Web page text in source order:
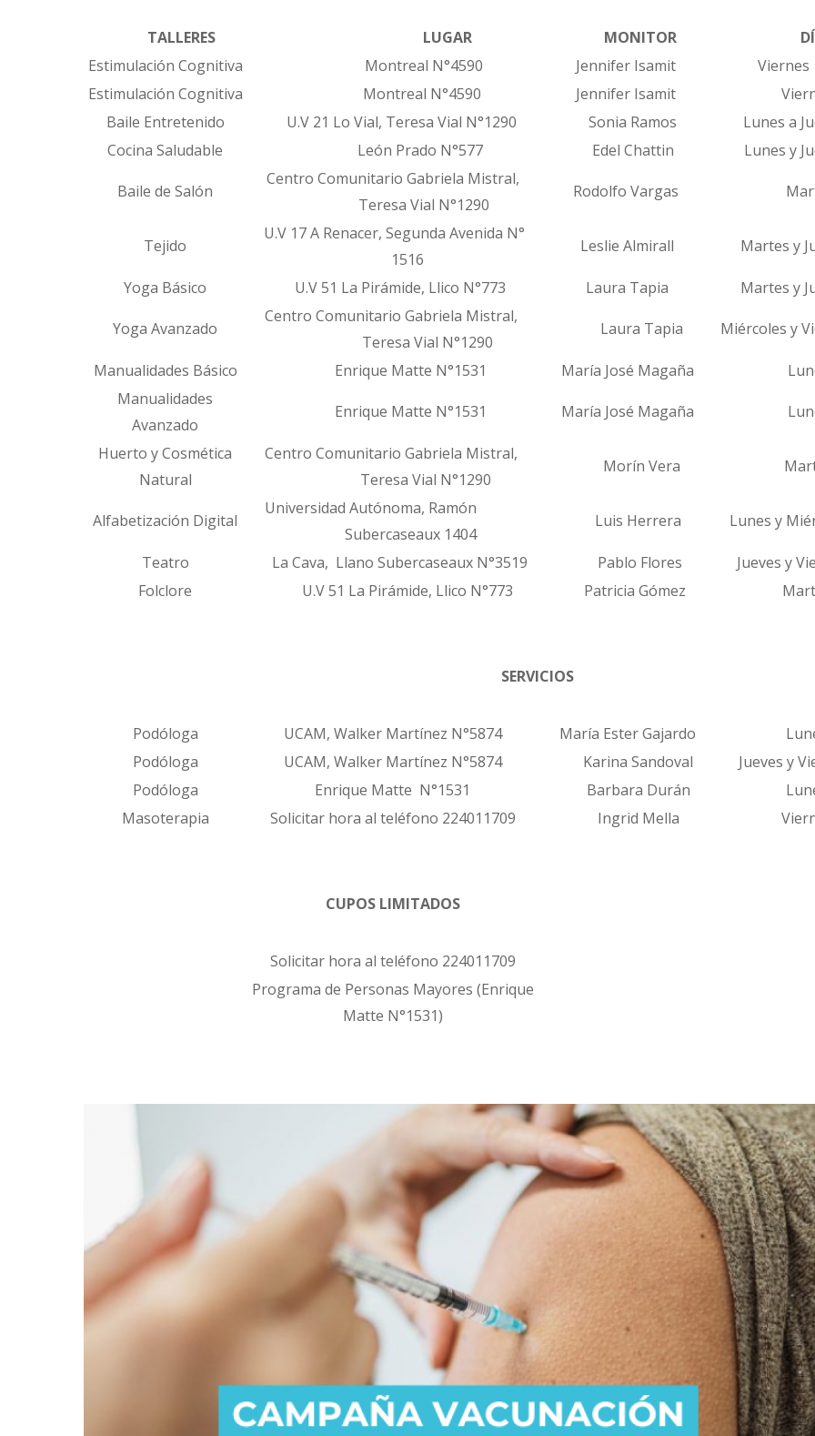
TALLERES LUGAR MONITOR
Estimulación Cognitiva
Montreal N°4590 Jennifer Isamit Viernes
Estimulación Cognitiva
Montreal N°4590 Jennifer Isamit
Baile Entretenido
U.V 21 Lo Vial, Teresa Vial N°1290 Sonia Ramos Lunes a
Cocina Saludable
León Prado N°577 Edel Chattin Lunes y
Baile de Salón
Centro Comunitario Gabriela Mistral,
Teresa Vial N°1290
Rodolfo Vargas
Tejido
U.V 17 A Renacer, Segunda Avenida N°
1516
Leslie Almirall Martes y
Yoga Básico U.V 51 La Pirámide, Llico N°773 Laura Tapia Martes y
Yoga Avanzado
Centro Comunitario Gabriela Mistral,
Teresa Vial N°1290
Laura Tapia Miércoles y
Manualidades Básico Enrique Matte N°1531 María José Magaña
Manualidades
Avanzado
Enrique Matte N°1531 María José Magaña
Huerto y Cosmética
Natural
Centro Comunitario Gabriela Mistral,
Teresa Vial N°1290
Morín Vera
Alfabetización Digital
Universidad Autónoma, Ramón
Subercaseaux 1404
Luis Herrera Lunes y
Teatro La Cava, Llano Subercaseaux N°3519 Pablo Flores Jueves y
Folclore
U.V 51 La Pirámide, Llico N°773 Patricia Gómez
SERVICIOS
Podóloga UCAM, Walker Martínez N°5874 María Ester Gajardo
Podóloga
UCAM, Walker Martínez N°5874 Karina Sandoval Jueves y
Podóloga
Enrique Matte N°1531 Barbara Durán
Masoterapia
Solicitar hora al teléfono 224011709 Ingrid Mella
CUPOS LIMITADOS
Solicitar hora al teléfono 224011709
Programa de Personas Mayores (Enrique
Matte N°1531)